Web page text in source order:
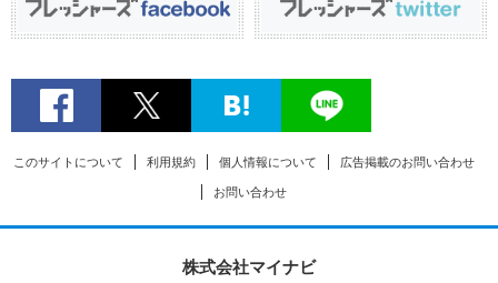
このサイトについて 利用規約 個人情報について 広告掲載のお問い合わせ
お問い合わせ
株式会社マイナビ